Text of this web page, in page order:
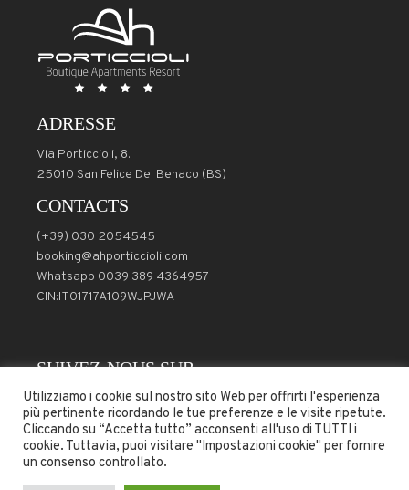
ADRESSE
Via Porticcioli, 8.
25010 San Felice Del Benaco (BS)
CONTACTS
(+39) 030 2054545
booking@ahporticcioli.com
Whatsapp 0039 389 4364957
CIN:IT01717A109WJPJWA
SUIVEZ-NOUS SUR
Conditions –Politique d’annulation
Utilizziamo i cookie sul nostro sito Web per offrirti l'esperienza
più pertinente ricordando le tue preferenze e le visite ripetute.
Cliccando su “Accetta tutto” acconsenti all'uso di TUTTI i
cookie. Tuttavia, puoi visitare "Impostazioni cookie" per fornire
un consenso controllato.